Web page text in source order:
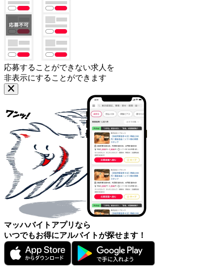
応募することができない求人を
非表示にすることができます
マッハバイトアプリなら
いつでもお得にアルバイトが探せます！